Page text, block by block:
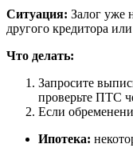
Ситуация: Залог уже
другого кредитора
Что делать:
Запросите
проверьте ПТС
Если
Ипотека: